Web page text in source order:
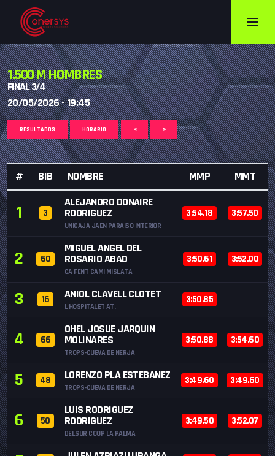
1.500 M HOMBRES
FINAL 3/4
20/05/2026 - 19:45
RESULTADOS HORARIO < >
# BIB NOMBRE MMP MMT
1 3
ALEJANDRO DONAIRE
RODRIGUEZ
UNICAJA JAEN PARAISO INTERIOR
3:54.18 3:57.50
2 60
MIGUEL ANGEL DEL
ROSARIO ABAD
CA FENT CAMI MISLATA
3:50.61 3:52.00
3 16 ANIOL CLAVELL CLOTET
L'HOSPITALET AT.
3:50.85
4 66
OHEL JOSUE JARQUIN
MOLINARES
TROPS-CUEVA DE NERJA
3:50.88 3:54.60
5 48 LORENZO PLA ESTEBANEZ
TROPS-CUEVA DE NERJA
3:49.60 3:49.60
6 50
LUIS RODRIGUEZ
RODRIGUEZ
DELSUR COOP LA PALMA
3:49.50 3:52.07